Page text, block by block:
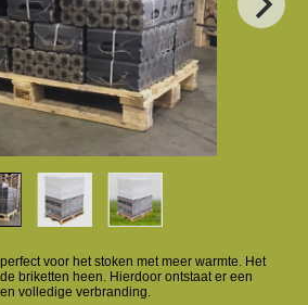
voor het stoken met meer warmte. Het
briketten heen. Hierdoor ontstaat er een
volledige verbranding.